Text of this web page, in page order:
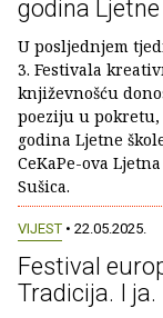
godina
U posljednjem
3. Festivala
književnošću
poeziju u pokretu,
godina Ljetne
CeKaPe-ova
Sušica.
VIJEST • 22.05.2025.
Festival
Tradicija. I ja.